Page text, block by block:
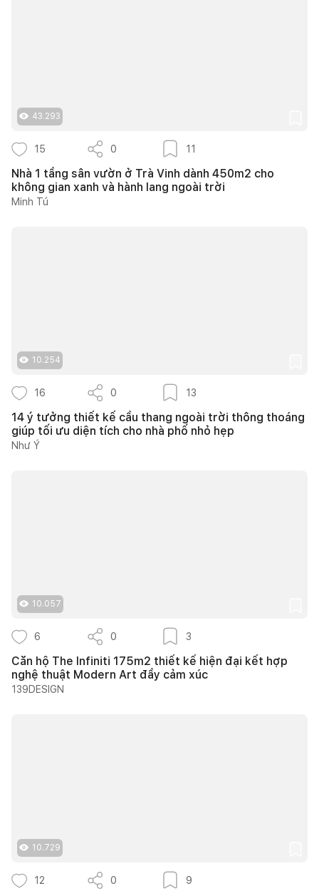
43.293
15 0 11
Nhà 1 tầng sân vườn ở Trà Vinh dành 450m2 cho
không gian xanh và hành lang ngoài trời
Minh Tú
10.254
16 0 13
14 ý tưởng thiết kế cầu thang ngoài trời thông thoáng
giúp tối ưu diện tích cho nhà phố nhỏ hẹp
Như Ý
10.057
6 0 3
Căn hộ The Infiniti 175m2 thiết kế hiện đại kết hợp
nghệ thuật Modern Art đầy cảm xúc
139DESIGN
10.729
12 0 9